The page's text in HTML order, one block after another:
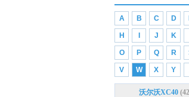
A B C D
H J K
O P Q R
V W X Y
沃尔沃S60
沃尔沃S60新
沃尔沃S90
沃尔沃S90新
沃尔沃XC
(877)
沃尔沃XC40